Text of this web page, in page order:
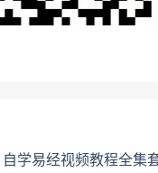
自学易经视频教程全集